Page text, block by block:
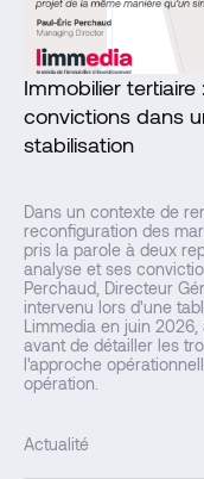
Immobilier
convictions dans
stabilisation
Dans un contexte de
reconfiguration des
pris la parole à deux
analyse et ses
Perchaud, Directeur
intervenu lors d'une
Limmedia en juin
avant de détailler les
l'approche
opération.
Actualité